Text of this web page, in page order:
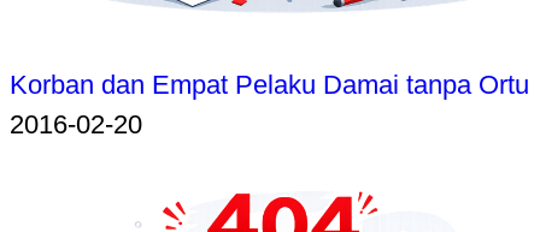
Korban dan Empat Pelaku Damai tanpa Ortu
2016-02-20